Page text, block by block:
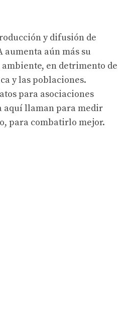
y difusión de
aumenta aún más su
en detrimento de
y las poblaciones.
para asociaciones
aquí llaman para medir
para combatirlo mejor.